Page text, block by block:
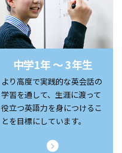
中学1年 ～ 3年生
より高度で実践的な英会話の
学習を通して、生涯に渡って
役立つ英語力を身につけるこ
とを目標にしています。